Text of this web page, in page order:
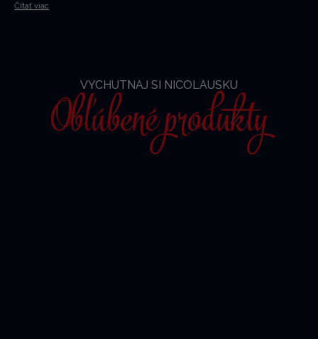
Čítať viac
VYCHUTNAJ SI NICOLAUSKU
Obľúbené produkty